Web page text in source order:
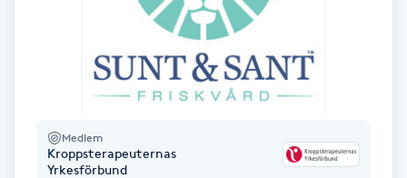
Fransförlängning Volym
Fransk manikyr
Frekvensterapi
Medlem
Kroppsterapeuternas
Yrkesförbund